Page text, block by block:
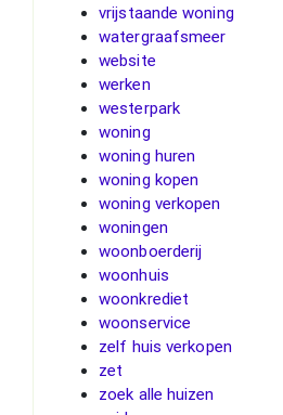
vrijstaande woning
watergraafsmeer
website
werken
westerpark
woning
woning huren
woning kopen
woning verkopen
woningen
woonboerderij
woonhuis
woonkrediet
woonservice
zelf huis verkopen
zet
zoek alle huizen